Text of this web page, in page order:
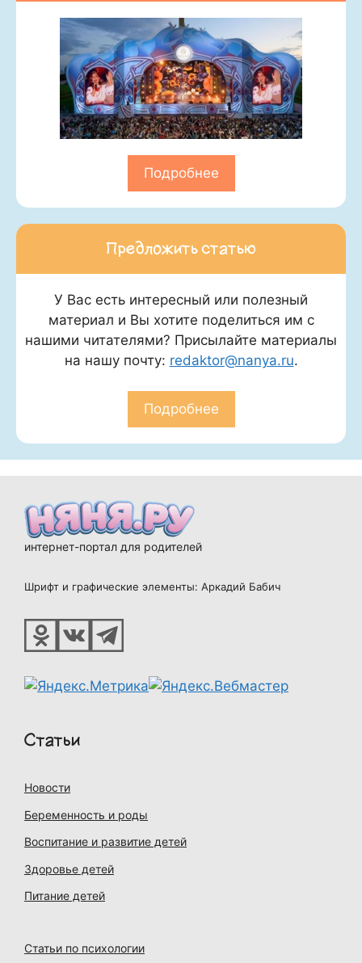
Подробнее
Предложить статью
У Вас есть интересный или полезный
материал и Вы хотите поделиться им с
нашими читателями? Присылайте материалы
на нашу почту: redaktor@nanya.ru.
Подробнее
интернет-портал для родителей
Шрифт и графические элементы: Аркадий Бабич
Статьи
Новости
Беременность и роды
Воспитание и развитие детей
Здоровье детей
Питание детей
Статьи по психологии